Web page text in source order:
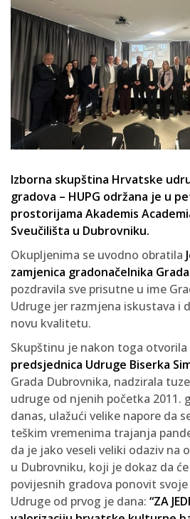
Izborna skupština Hrvatske
gradova – HUPG održana je u
prostorijama Akademis
Sveučilišta u Dubrovniku.
Okupljenima se uvodno obratila
zamjenica gradonačelnika
pozdravila sve prisutne u ime
Udruge jer razmjena iskustava i
novu kvalitetu.
Skupštinu je nakon toga otvorila
predsjednica Udruge Biserka
Grada Dubrovnika, nadzirala
udruge od njenih početka 2011.
danas, ulažući velike napore da
teškim vremenima trajanja
da je jako veseli veliki odaziv na
u Dubrovniku, koji je dokaz da
povijesnih gradova ponovit
Udruge od prvog je dana: “ZA